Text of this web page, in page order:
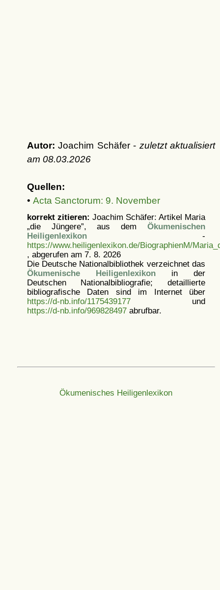
Autor: Joachim Schäfer - zuletzt aktualisiert
am 08.03.2026
Quellen:
• Acta Sanctorum: 9. November
korrekt zitieren: Joachim Schäfer: Artikel Maria
„die Jüngere”, aus dem Ökumenischen
Heiligenlexikon-
https://www.heiligenlexikon.de/BiographienM/
, abgerufen am 7. 8. 2026
Die Deutsche Nationalbibliothek verzeichnet das
Ökumenische Heiligenlexikonin der
Deutschen Nationalbibliografie; detaillierte
bibliografische Daten sind im Internet über
https://d-nb.info/1175439177und
https://d-nb.info/969828497abrufbar.
Ökumenisches Heiligenlexikon